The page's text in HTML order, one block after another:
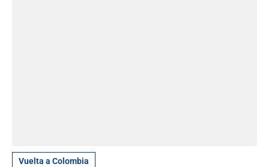
Vuelta a Colombia